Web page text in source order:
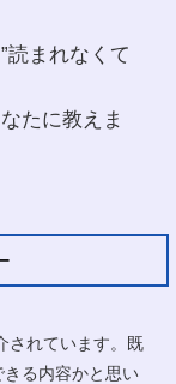
読まれなくて
たに教えま
されています。既
る内容かと思い